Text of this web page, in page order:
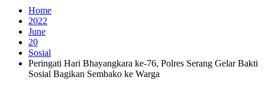
Home
2022
June
20
Sosial
Peringati Hari Bhayangkara ke-76, Polres Serang Gelar Bakti
Sosial Bagikan Sembako ke Warga